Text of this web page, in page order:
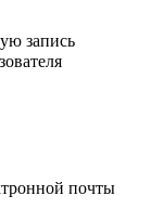
запись
почты